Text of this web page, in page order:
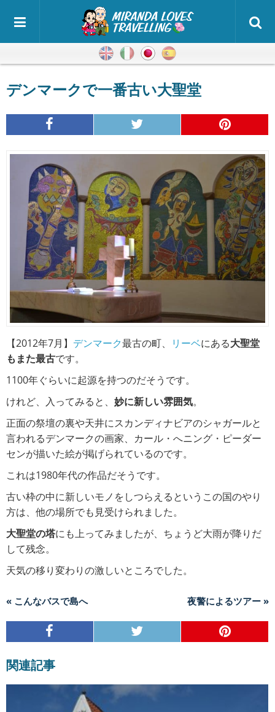
英語 イタリア語
日本語
デンマークで一番古い大聖堂
【2012年7月】 デンマーク最古の町、 リーベにある大聖堂
もまた最古です。
1100年ぐらいに起源を持つのだそうです。
けれど、入ってみると、 妙に新しい雰囲気。
正面の祭壇の裏や天井にスカンディナビアのシャガールと
言われるデンマークの画家、カール・へニング・ピーダー
センが描いた絵が掲げられているのです。
これは1980年代の作品だそうです。
古い枠の中に新しいモノをしつらえるというこの国のやり
方は、他の場所でも見受けられました。
大聖堂の塔にも上ってみましたが、ちょうど大雨が降りだ
して残念。
天気の移り変わりの激しいところでした。
« こんなバスで島へ 夜警によるツアー »
関連記事